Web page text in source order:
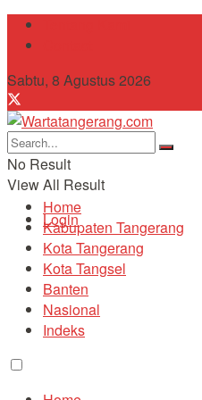
Sabtu, 8 Agustus 2026
No Result
View All Result
Login
Home
Kabupaten Tangerang
Kota Tangerang
Kota Tangsel
Banten
Nasional
Indeks